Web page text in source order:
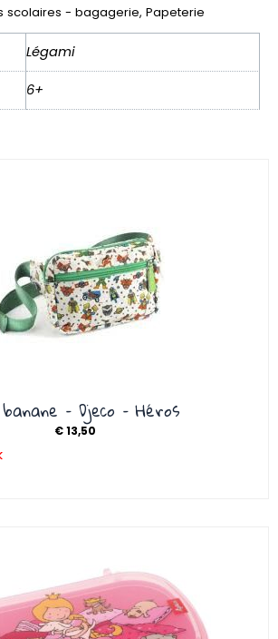
scolaires - bagagerie, Papeterie
Légami
6+
– Djeco – Héros
€13,50